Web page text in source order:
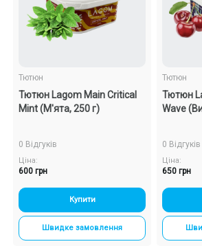
Тютюн
Тютюн Lagom Main Critical
Mint (М'ята, 250 г)
0 Відгуків
Ціна:
600 грн
Купити
Швидке замовлення
Тютюн
Тютюн
Wave
0 Відгуків
Ціна:
650 грн